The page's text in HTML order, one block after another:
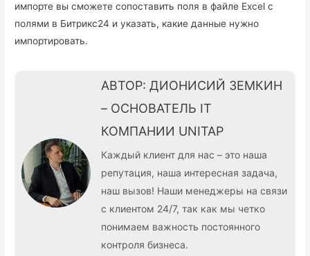
импорте вы сможете сопоставить поля в файле Excel с
полями в Битрикс24 и указать, какие данные нужно
импортировать.
АВТОР: ДИОНИСИЙ ЗЕМКИН
– ОСНОВАТЕЛЬ IT
КОМПАНИИ UNITAP
Каждый клиент для нас – это наша
репутация, наша интересная задача,
наш вызов! Наши менеджеры на связи
с клиентом 24/7, так как мы четко
понимаем важность постоянного
контроля бизнеса.